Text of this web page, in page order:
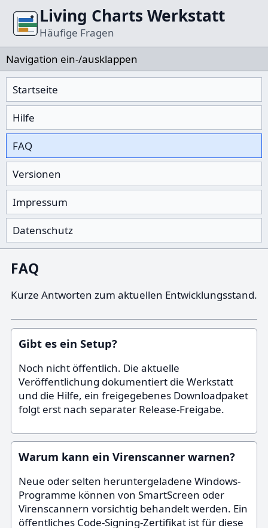
Living Charts Werkstatt
Häufige Fragen
Navigation ein-/ausklappen
Startseite
Hilfe
FAQ
Versionen
Impressum
Datenschutz
FAQ
Kurze Antworten zum aktuellen Entwicklungsstand.
Gibt es ein Setup?
Noch nicht öffentlich. Die aktuelle
Veröffentlichung dokumentiert die Werkstatt
und die Hilfe, ein freigegebenes Downloadpaket
folgt erst nach separater Release-Freigabe.
Warum kann ein Virenscanner warnen?
Neue oder selten heruntergeladene Windows-
Programme können von SmartScreen oder
Virenscannern vorsichtig behandelt werden. Ein
öffentliches Code-Signing-Zertifikat ist für diese